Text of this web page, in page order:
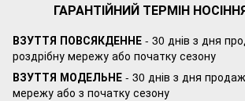
ГАРАНТІЙНИЙ ТЕРМІН
ВЗУТТЯ ПОВСЯКДЕННЕ - 30 днів з дня
роздрібну мережу або початку сезону
ВЗУТТЯ МОДЕЛЬНЕ - 30 днів з дня
мережу або з початку сезону